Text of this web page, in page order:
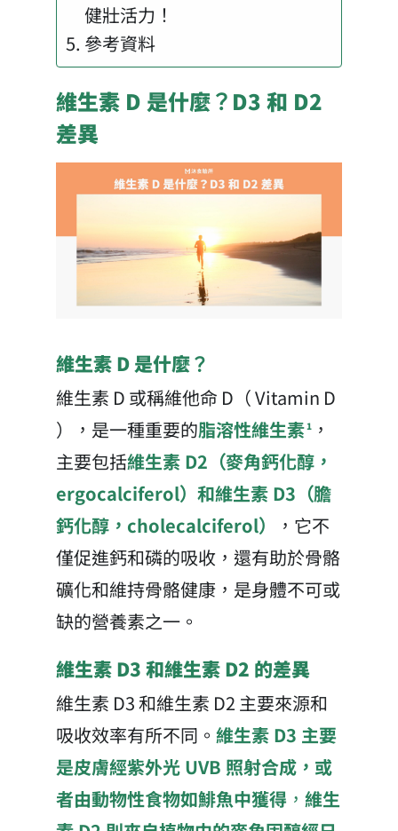
健壯活力！
參考資料
維生素 D 是什麼？D3 和 D2
差異
維生素 D 是什麼？
維生素 D 或稱維他命 D（ Vitamin D
），是一種重要的脂溶性維生素1，
主要包括維生素 D2（麥角鈣化醇，
ergocalciferol）和維生素 D3（膽
鈣化醇，cholecalciferol）
，它不
僅促進鈣和磷的吸收，還有助於骨骼
礦化和維持骨骼健康，是身體不可或
缺的營養素之一。
維生素 D3 和維生素 D2 的差異
維生素 D3 和維生素 D2 主要來源和
吸收效率有所不同。 維生素 D3 主要
是皮膚經紫外光 UVB 照射合成，或
者由動物性食物如鯡魚中獲得， 維生